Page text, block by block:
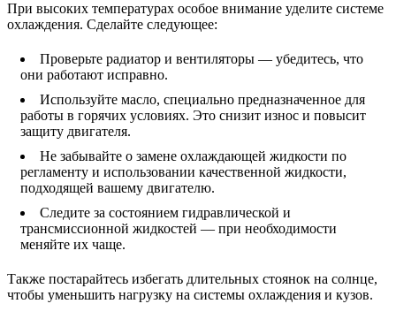
При высоких температурах особое внимание уделите системе
охлаждения. Сделайте следующее:
Проверьте радиатор и вентиляторы — убедитесь, что
они работают исправно.
Используйте масло, специально предназначенное для
работы в горячих условиях. Это снизит износ и повысит
защиту двигателя.
Не забывайте о замене охлаждающей жидкости по
регламенту и использовании качественной жидкости,
подходящей вашему двигателю.
Следите за состоянием гидравлической и
трансмиссионной жидкостей — при необходимости
меняйте их чаще.
Также постарайтесь избегать длительных стоянок на солнце,
чтобы уменьшить нагрузку на системы охлаждения и кузов.